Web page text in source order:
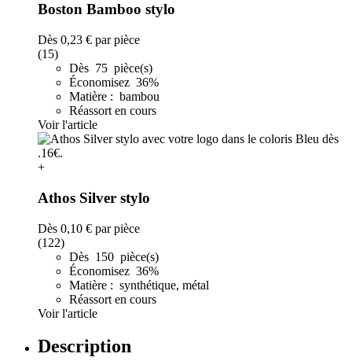
Boston Bamboo stylo
Dès 0,23 € par pièce
(15)
Dès 75 pièce(s)
Économisez 36%
Matière : bambou
Réassort en cours
Voir l'article
+
Athos Silver stylo
Dès 0,10 € par pièce
(122)
Dès 150 pièce(s)
Économisez 36%
Matière : synthétique, métal
Réassort en cours
Voir l'article
Description